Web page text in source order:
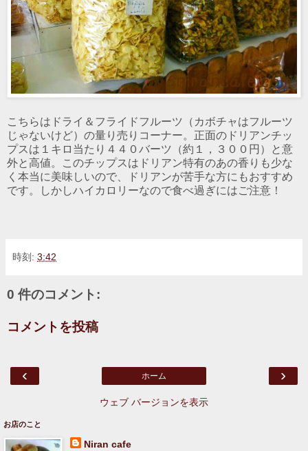
こちらはドライ＆フライドフルーツ（カボチャはフルーツ
じゃないけど）の量り売りコーナー。正面のドリアンチッ
プスは１キロ当たり４４０バーツ（約１，３００円）と意
外と高値。このチップスはドリアン特有のあの香りも少な
く本当に美味しいので、ドリアンが苦手な方にもおすすめ
です。しかしハイカロリーなので食べ過ぎにはご注意！
時刻: 3:42
0 件のコメント:
コメントを投稿
‹ ›
ホーム
ウェブ バージョンを表示
お店のこと
Niran cafe